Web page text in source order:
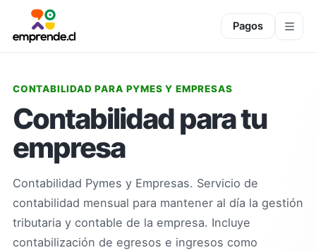
Pagos
CONTABILIDAD PARA PYMES Y EMPRESAS
Contabilidad para tu
empresa
Contabilidad Pymes y Empresas. Servicio de
contabilidad mensual para mantener al día la gestión
tributaria y contable de la empresa. Incluye
contabilización de egresos e ingresos como